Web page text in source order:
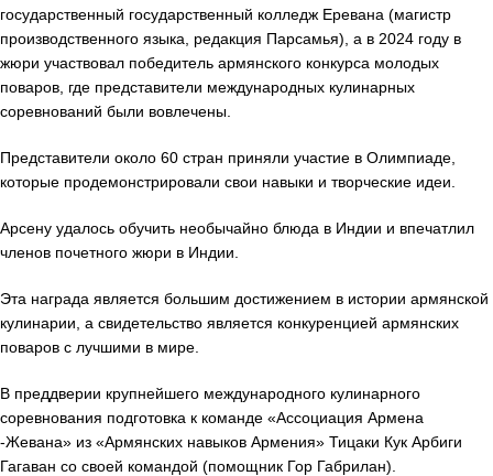
государственный государственный колледж Еревана (магистр
производственного языка, редакция Парсамья), а в 2024 году в
жюри участвовал победитель армянского конкурса молодых
поваров, где представители международных кулинарных
соревнований были вовлечены.
Представители около 60 стран приняли участие в Олимпиаде,
которые продемонстрировали свои навыки и творческие идеи.
Арсену удалось обучить необычайно блюда в Индии и впечатлил
членов почетного жюри в Индии.
Эта награда является большим достижением в истории армянской
кулинарии, а свидетельство является конкуренцией армянских
поваров с лучшими в мире.
В преддверии крупнейшего международного кулинарного
соревнования подготовка к команде «Ассоциация Армена
-Жевана» из «Армянских навыков Армения» Тицаки Кук Арбиги
Гагаван со своей командой (помощник Гор Габрилан).